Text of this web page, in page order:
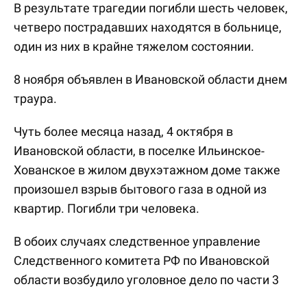
В результате трагедии погибли шесть человек,
четверо пострадавших находятся в больнице,
один из них в крайне тяжелом состоянии.
8 ноября объявлен в Ивановской области днем
траура.
Чуть более месяца назад, 4 октября в
Ивановской области, в поселке Ильинское-
Хованское в жилом двухэтажном доме также
произошел взрыв бытового газа в одной из
квартир. Погибли три человека.
В обоих случаях следственное управление
Следственного комитета РФ по Ивановской
области возбудило уголовное дело по части 3